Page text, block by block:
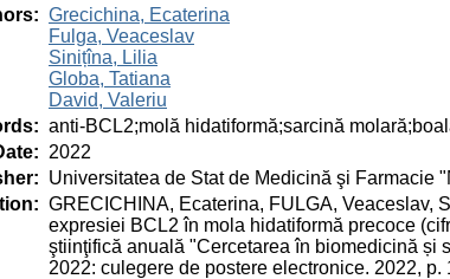
: Grecichina, Ecaterina
Fulga, Veaceslav
Sinițîna, Lilia
Globa, Tatiana
David, Valeriu
: anti-BCL2;molă hidatiformă;sarcină
: 2022
: Universitatea de Stat de Medicină şi Farmacie
: GRECICHINA, Ecaterina, FULGA, Veaceslav,
expresiei BCL2 în mola hidatiformă precoce
ştiinţifică anuală "Cercetarea în biomedicină și
2022: culegere de postere electronice. 2022, p.